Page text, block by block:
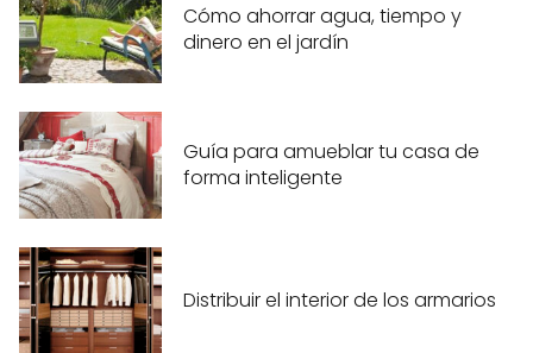
Cómo ahorrar agua, tiempo y
dinero en el jardín
Guía para amueblar tu casa de
forma inteligente
Distribuir el interior de los armarios